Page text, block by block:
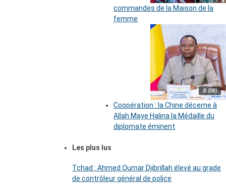
commandes de la Maison de la
femme
© (DR)
Coopération : la Chine décerne à
Allah Maye Halina la Médaille du
diplomate éminent
Les plus lus
Tchad : Ahmed Oumar Djibrillah élevé au grade
de contrôleur général de police